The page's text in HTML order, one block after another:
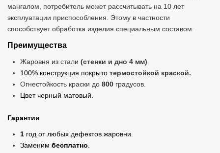
мангалом, потребитель может рассчитывать на 10 лет
эксплуатации приспособления. Этому в частности
способствует обработка изделия специальным составом.
Преимущества
Жаровня из стали (стенки и дно 4 мм)
100% конструкция покрыто термостойкой краской.
Огнестойкость краски до 800 градусов.
Цвет черный матовый.
Гарантии
1 год от любых дефектов жаровни.
Заменим бесплатно